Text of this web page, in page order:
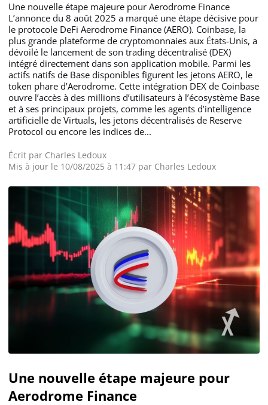
Une nouvelle étape majeure pour Aerodrome Finance
L’annonce du 8 août 2025 a marqué une étape décisive pour
le protocole DeFi Aerodrome Finance (AERO). Coinbase, la
plus grande plateforme de cryptomonnaies aux États-Unis, a
dévoilé le lancement de son trading décentralisé (DEX)
intégré directement dans son application mobile. Parmi les
actifs natifs de Base disponibles figurent les jetons AERO, le
token phare d’Aerodrome. Cette intégration DEX de Coinbase
ouvre l’accès à des millions d’utilisateurs à l’écosystème Base
et à ses principaux projets, comme les agents d’intelligence
artificielle de Virtuals, les jetons décentralisés de Reserve
Protocol ou encore les indices de...
Écrit par Charles Ledoux
Mis à jour le 10/08/2025 à 11:47 par Charles Ledoux
Une nouvelle étape majeure pour
Aerodrome Finance